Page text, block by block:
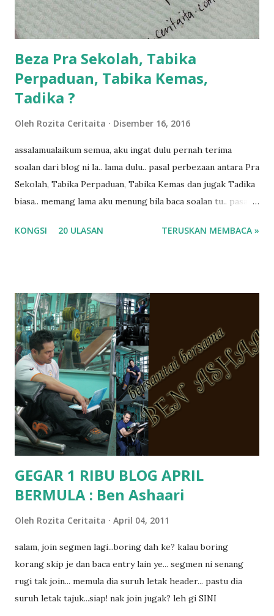
kalau ikut anak-anak semua nak ummi pimpin... ajer rebeh
ba...
Beza Pra Sekolah, Tabika
Perpaduan, Tabika Kemas,
Tadika ?
Oleh Rozita Ceritaita Disember 16, 2016
assalamualaikum semua, aku ingat dulu pernah terima
soalan dari blog ni la.. lama dulu.. pasal perbezaan antara Pra
Sekolah, Tabika Perpaduan, Tabika Kemas dan jugak Tadika
biasa.. memang lama aku menung bila baca soalan tu.. pasal
ko.. masa tu aku baru je ada anak sorang dan aku hentam je
tanya sapa-sapa pun masa tu.. bila fikir-fikirkan balik terasa
jugak masa alahai teruknya kami sebagai ibubapa.. dan kami
terasa jugak semakin teruk bila abg long dah masuk 2 tahun
kat salah satu tadika swasta ni.. tapi nampaknya kenal huruf
pun tak tau.. pengsan aku bila ingat balik.. aku mula fikir
mungkin sebab abg long sendiri jenis budak yang ada
masalah dyslexia.. tapi minor la.. nanti la aku cerita pasal
dyslexia tu.. lepas tu kami buat keputusan pu...
KONGSI 20 ULASAN TERUSKAN MEMBACA »
GEGAR 1 RIBU BLOG APRIL
BERMULA : Ben Ashaari
Oleh Rozita Ceritaita April 04, 2011
salam, join segmen lagi...boring dah ke? kalau boring
korang skip je dan baca entry lain ye... segmen ni senang
rugi tak join... memula dia suruh letak header... pastu dia
suruh letak tajuk...siap! nak join jugak? leh gi SINI